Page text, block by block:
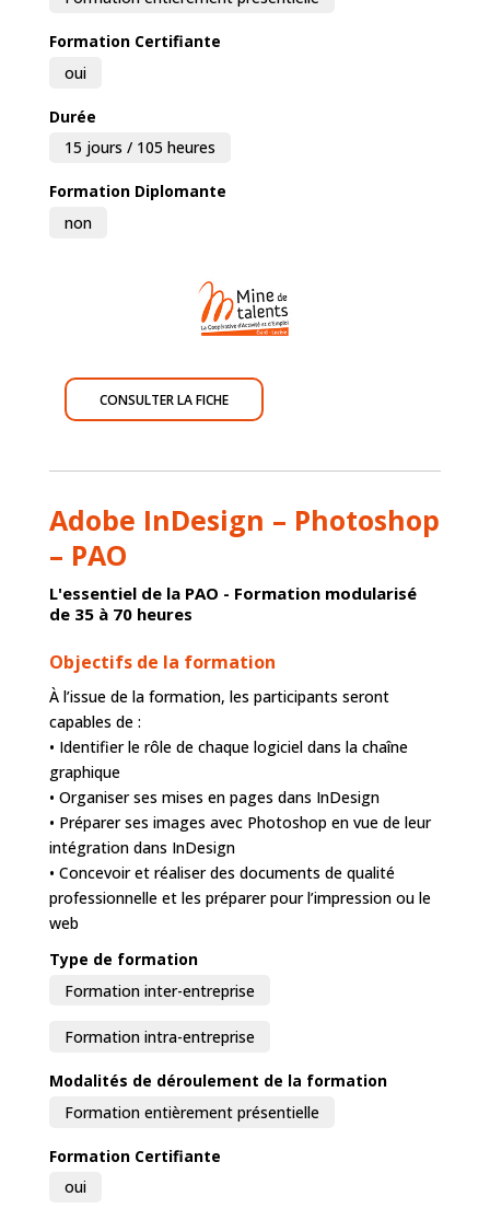
Formation Certifiante
oui
Durée
15 jours / 105 heures
Formation Diplomante
non
CONSULTER LA FICHE
Adobe InDesign – Photoshop
– PAO
L'essentiel de la PAO - Formation modularisé
de 35 à 70 heures
Objectifs de la formation
À l’issue de la formation, les participants seront
capables de :
• Identifier le rôle de chaque logiciel dans la chaîne
graphique
• Organiser ses mises en pages dans InDesign
• Préparer ses images avec Photoshop en vue de leur
intégration dans InDesign
• Concevoir et réaliser des documents de qualité
professionnelle et les préparer pour l’impression ou le
web
Type de formation
Formation inter-entreprise
Formation intra-entreprise
Modalités de déroulement de la formation
Formation entièrement présentielle
Formation Certifiante
oui